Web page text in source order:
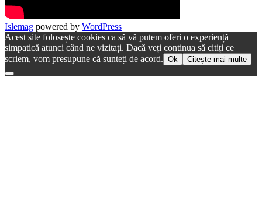
Islemag powered by WordPress
Acest site folosește cookies ca să vă putem oferi o experiență
simpatică atunci când ne vizitați. Dacă veți continua să citiți ce
scriem, vom presupune că sunteți de acord. Ok Citește mai multe